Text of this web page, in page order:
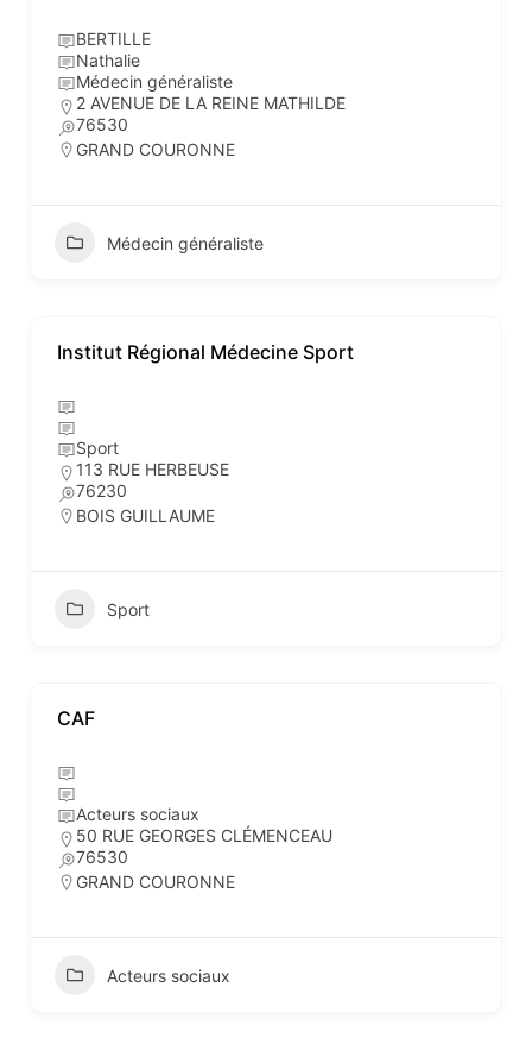
BERTILLE
Nathalie
Médecin généraliste
2 AVENUE DE LA REINE MATHILDE
76530
GRAND COURONNE
Médecin généraliste
Institut Régional Médecine Sport
Sport
113 RUE HERBEUSE
76230
BOIS GUILLAUME
Sport
CAF
Acteurs sociaux
50 RUE GEORGES CLÉMENCEAU
76530
GRAND COURONNE
Acteurs sociaux